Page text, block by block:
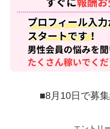
■8月 10日で募集